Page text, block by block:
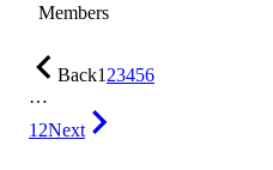
Members
Back123456
…
12Next